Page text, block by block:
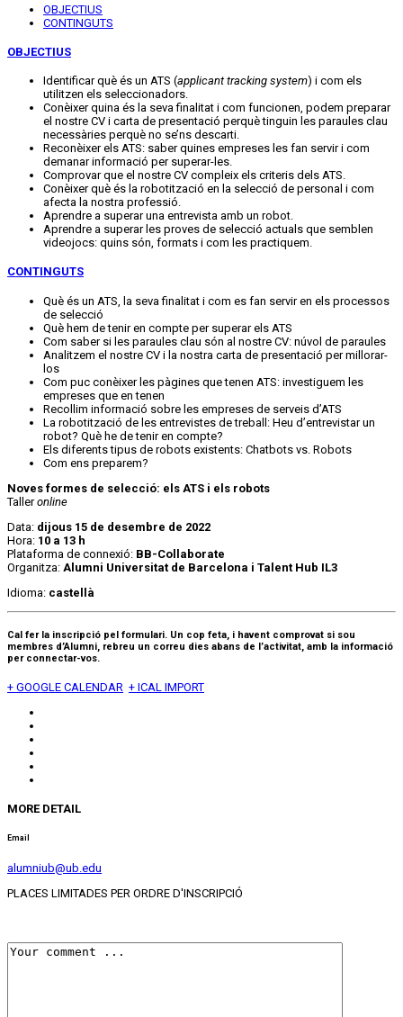
OBJECTIUS
CONTINGUTS
OBJECTIUS
Identificar què és un ATS (applicant tracking system) i com els
utilitzen els seleccionadors.
Conèixer quina és la seva finalitat i com funcionen, podem preparar
el nostre CV i carta de presentació perquè tinguin les paraules clau
necessàries perquè no se’ns descarti.
Reconèixer els ATS: saber quines empreses les fan servir i com
demanar informació per superar-les.
Comprovar que el nostre CV compleix els criteris dels ATS.
Conèixer què és la robotització en la selecció de personal i com
afecta la nostra professió.
Aprendre a superar una entrevista amb un robot.
Aprendre a superar les proves de selecció actuals que semblen
videojocs: quins són, formats i com les practiquem.
CONTINGUTS
Què és un ATS, la seva finalitat i com es fan servir en els processos
de selecció
Què hem de tenir en compte per superar els ATS
Com saber si les paraules clau són al nostre CV: núvol de paraules
Analitzem el nostre CV i la nostra carta de presentació per millorar-
los
Com puc conèixer les pàgines que tenen ATS: investiguem les
empreses que en tenen
Recollim informació sobre les empreses de serveis d’ATS
La robotització de les entrevistes de treball: Heu d’entrevistar un
robot? Què he de tenir en compte?
Els diferents tipus de robots existents: Chatbots vs. Robots
Com ens preparem?
Noves formes de selecció: els ATS i els robots
Talleronline
Data: dijous 15 de desembre de 2022
Hora: 10 a 13 h
Plataforma de connexió: BB-Collaborate
Organitza: Alumni Universitat de Barcelona i Talent Hub IL3
Idioma: castellà
Cal fer la inscripció pel formulari. Un cop feta, i havent comprovat si sou
membres d’Alumni, rebreu un correu dies abans de l’activitat, amb la informació
per connectar-vos.
+ GOOGLE CALENDAR + ICAL IMPORT
MORE DETAIL
Email
alumniub@ub.edu
PLACES LIMITADES PER ORDRE D'INSCRIPCIÓ